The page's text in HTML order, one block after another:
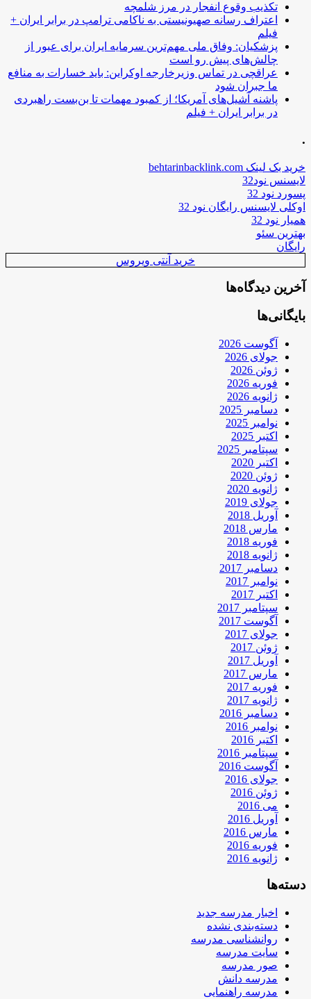
تکذیب وقوع انفجار در مرز شلمچه
اعتراف رسانه صهیونیستی به ناکامی ترامپ در برابر ایران +
فیلم
پزشکیان: وفاق ملی مهم‌ترین سرمایه ایران برای عبور از
چالش‌های پیش رو است
عراقچی در تماس وزیرخارجه اوکراین: باید خسارات به منافع
ما جبران شود
پاشنه آشیل‌های آمریکا؛ از کمبود مهمات تا بن‌بست راهبردی
در برابر ایران + فیلم
.
خرید بک لینک behtarinbacklink.com
لایسنس نود32
پسورد نود 32
اوکلی لایسنس رایگان نود 32
همیار نود 32
بهترین سئو
رایگان
خرید آنتی ویروس
آخرین دیدگاه‌ها
بایگانی‌ها
آگوست 2026
جولای 2026
ژوئن 2026
فوریه 2026
ژانویه 2026
دسامبر 2025
نوامبر 2025
اکتبر 2025
سپتامبر 2025
اکتبر 2020
ژوئن 2020
ژانویه 2020
جولای 2019
آوریل 2018
مارس 2018
فوریه 2018
ژانویه 2018
دسامبر 2017
نوامبر 2017
اکتبر 2017
سپتامبر 2017
آگوست 2017
جولای 2017
ژوئن 2017
آوریل 2017
مارس 2017
فوریه 2017
ژانویه 2017
دسامبر 2016
نوامبر 2016
اکتبر 2016
سپتامبر 2016
آگوست 2016
جولای 2016
ژوئن 2016
می 2016
آوریل 2016
مارس 2016
فوریه 2016
ژانویه 2016
دسته‌ها
اخبار مدرسه جدید
دسته‌بندی نشده
روانشناسی مدرسه
سایت مدرسه
صور مدرسه
مدرسه دانش
مدرسه راهنمایی